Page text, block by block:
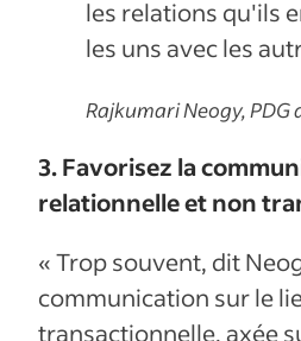
les relations qu'ils
les uns avec les
Rajkumari Neogy, PDG
3. Favorisez la
relationnelle et non
« Trop souvent, dit
communication sur le
transactionnelle, axée